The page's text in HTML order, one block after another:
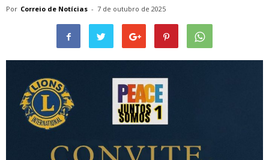
Por Correio de Notícias - 7 de outubro de 2025